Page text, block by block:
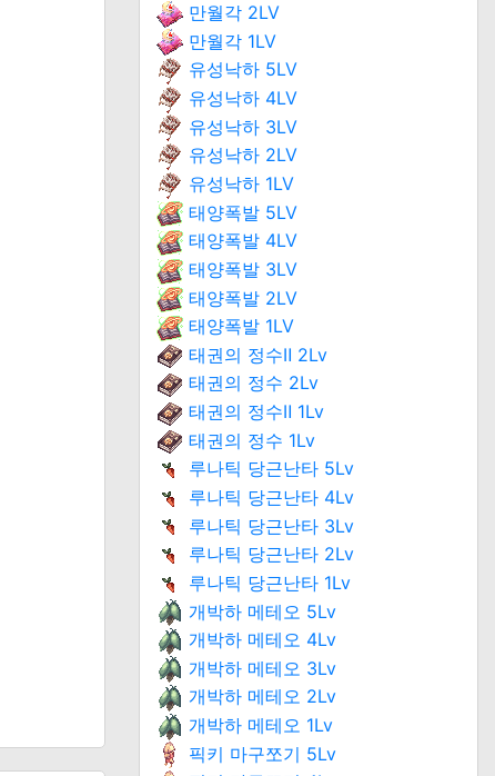
만월각 2LV
만월각 1LV
유성낙하 5LV
유성낙하 4LV
유성낙하 3LV
유성낙하 2LV
유성낙하 1LV
태양폭발 5LV
태양폭발 4LV
태양폭발 3LV
태양폭발 2LV
태양폭발 1LV
태권의 정수Ⅱ 2Lv
태권의 정수 2Lv
태권의 정수Ⅱ 1Lv
태권의 정수 1Lv
루나틱 당근난타 5Lv
루나틱 당근난타 4Lv
루나틱 당근난타 3Lv
루나틱 당근난타 2Lv
루나틱 당근난타 1Lv
개박하 메테오 5Lv
개박하 메테오 4Lv
개박하 메테오 3Lv
개박하 메테오 2Lv
개박하 메테오 1Lv
픽키 마구쪼기 5Lv